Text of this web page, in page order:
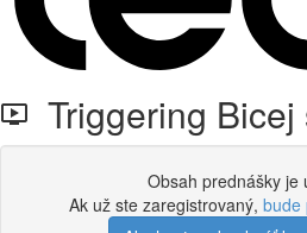
Triggering Bicej
Obsah prednášky je
Ak už ste zaregistrovaný, bude